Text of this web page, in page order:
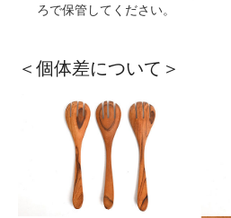
ろで保管してください。
＜個体差について＞